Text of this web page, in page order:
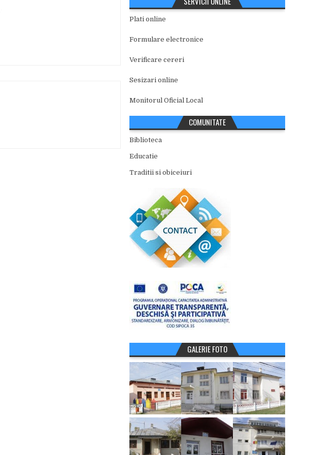
Plati online
Formulare electronice
Verificare cereri
Sesizari online
Monitorul Oficial Local
COMUNITATE
Biblioteca
Educatie
Traditii si obiceiuri
GALERIE FOTO